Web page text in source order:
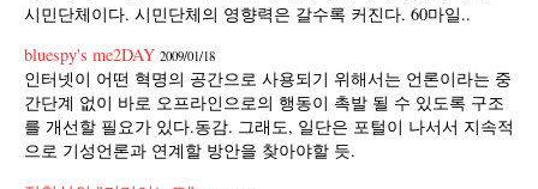
시민단체이다. 시민단체의 영향력은 갈수록 커진다. 60마일..
bluespy's me2DAY 2009/01/18
인터넷이 어떤 혁명의 공간으로 사용되기 위해서는 언론이라는 중
간단계 없이 바로 오프라인으로의 행동이 촉발 될 수 있도록 구조
를 개선할 필요가 있다.동감. 그래도, 일단은 포털이 나서서 지속적
으로 기성언론과 연계할 방안을 찾아야할 듯.